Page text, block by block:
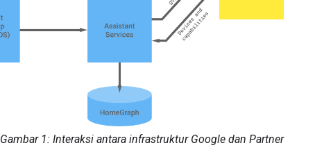
Gambar 1: Interaksi antara infrastruktur Google dan Partner